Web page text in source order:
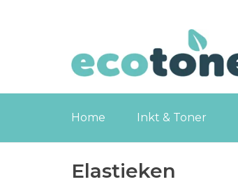
Home Inkt & Toner
Elastieken